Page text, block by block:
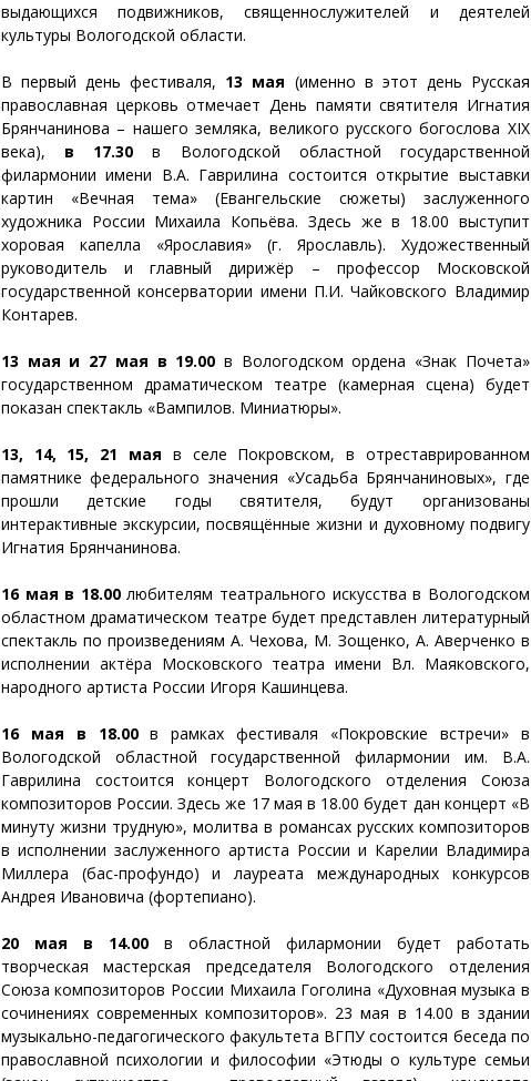
выдающихся подвижников, священнослужителей и деятелей
культуры Вологодской области.
В первый день фестиваля, 13 мая (именно в этот день Русская
православная церковь отмечает День памяти святителя Игнатия
Брянчанинова – нашего земляка, великого русского богослова XIX
века), в 17.30в Вологодской областной государственной
филармонии имени В.А. Гаврилина состоится открытие выставки
картин «Вечная тема» (Евангельские сюжеты) заслуженного
художника России Михаила Копьёва. Здесь же в 18.00 выступит
хоровая капелла «Ярославия» (г. Ярославль). Художественный
руководитель и главный дирижёр – профессор Московской
государственной консерватории имени П.И. Чайковского Владимир
Контарев.
13 мая и 27 мая в 19.00 в Вологодском ордена «Знак Почета»
государственном драматическом театре (камерная сцена) будет
показан спектакль «Вампилов. Миниатюры».
13, 14, 15, 21 мая в селе Покровском, в отреставрированном
памятнике федерального значения «Усадьба Брянчаниновых», где
прошли детские годы святителя, будут организованы
интерактивные экскурсии, посвящённые жизни и духовному подвигу
Игнатия Брянчанинова.
16 мая в 18.00любителям театрального искусства в Вологодском
областном драматическом театре будет представлен литературный
спектакль по произведениям А. Чехова, М. Зощенко, А. Аверченко в
исполнении актёра Московского театра имени Вл. Маяковского,
народного артиста России Игоря Кашинцева.
16 мая в 18.00в рамках фестиваля «Покровские встречи» в
Вологодской областной государственной филармонии им. В.А.
Гаврилина состоится концерт Вологодского отделения Союза
композиторов России. Здесь же 17 мая в 18.00 будет дан концерт «В
минуту жизни трудную», молитва в романсах русских композиторов
в исполнении заслуженного артиста России и Карелии Владимира
Миллера (бас-профундо) и лауреата международных конкурсов
Андрея Ивановича (фортепиано).
20 мая в 14.00в областной филармонии будет работать
творческая мастерская председателя Вологодского отделения
Союза композиторов России Михаила Гоголина «Духовная музыка в
сочинениях современных композиторов». 23 мая в 14.00 в здании
музыкально-педагогического факультета ВГПУ состоится беседа по
православной психологии и философии «Этюды о культуре семьи